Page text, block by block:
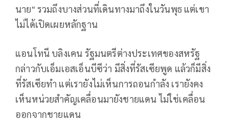
นาย" รวมถึงบางส่วนที่เดินทางมาถึงในวันพุธ แต่เขา
ไม่ได้เปิดเผยหลักฐาน
แอนโทนี บลิงเคน รัฐมนตรีต่างประเทศของสหรัฐ
กล่าวกับเอ็มเอสเอ็นบีซีว่า มีสิ่งที่รัสเซียพูด แล้วก็มีสิ่ง
ที่รัสเซียทำ แต่เรายังไม่เห็นการถอนกำลัง เรายังคง
เห็นหน่วยสำคัญเคลื่อนมายังชายแดน ไม่ใช่เคลื่อน
ออกจากชายแดน